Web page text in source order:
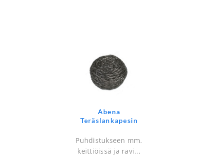
Abena
Teräslankapesin
Puhdistukseen mm.
keittiöissä ja ravi...